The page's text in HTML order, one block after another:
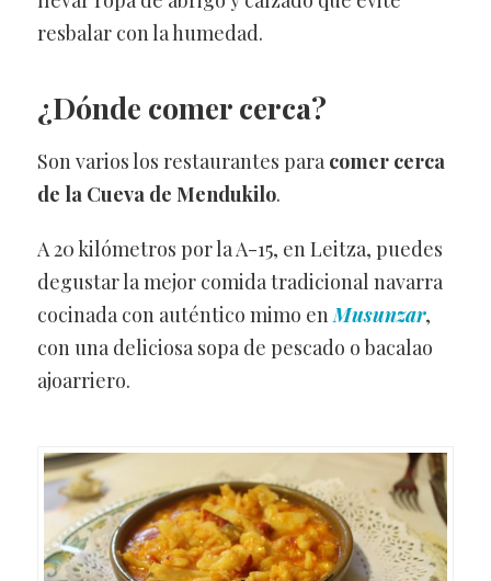
resbalar con la humedad.
¿Dónde comer cerca?
Son varios los restaurantes para comer cerca
de la Cueva de Mendukilo.
A 20 kilómetros por la A-15, en Leitza, puedes
degustar la mejor comida tradicional navarra
cocinada con auténtico mimo enMusunzar,
con una deliciosa sopa de pescado o bacalao
ajoarriero.